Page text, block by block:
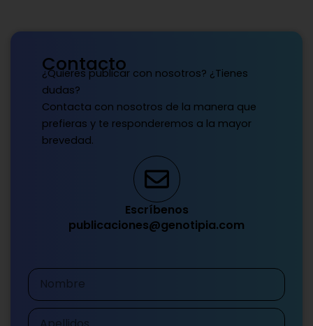
Contacto
¿Quieres publicar con nosotros? ¿Tienes
dudas?
Contacta con nosotros de la manera que
prefieras y te responderemos a la mayor
brevedad.
Escríbenos
publicaciones@genotipia.com
Nombre
Apellidos